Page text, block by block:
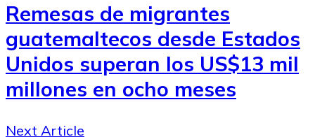
Remesas de migrantes
guatemaltecos desde Estados
Unidos superan los US$13 mil
millones en ocho meses
Next Article